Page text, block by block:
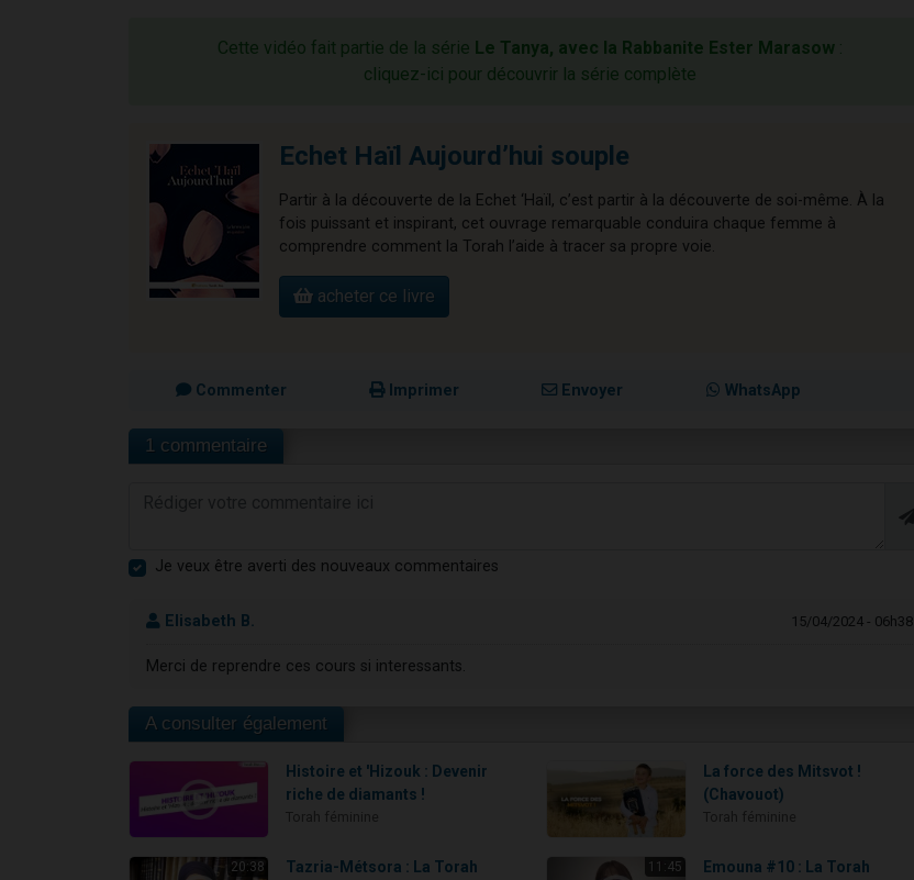
Cette vidéo fait partie de la série Le Tanya, avec la Rabbanite Ester Marasow:
cliquez-ici pour découvrir la série complète
Echet Haïl Aujourd’hui souple
Partir à la découverte de la Echet ‘Haïl, c’est partir à la découverte de soi-même. À la
fois puissant et inspirant, cet ouvrage remarquable conduira chaque femme à
comprendre comment la Torah l’aide à tracer sa propre voie.
acheter ce livre
Commenter Imprimer Envoyer WhatsApp
1 commentaire
Je veux être averti des nouveaux commentaires
Elisabeth B. 15/04/2024 - 06h38
Merci de reprendre ces cours si interessants.
A consulter également
Histoire et 'Hizouk : Devenir
riche de diamants !
La force des Mitsvot !
(Chavouot)
20:38
Tazria-Métsora : La Torah
11:45
Emouna #10 : La Torah